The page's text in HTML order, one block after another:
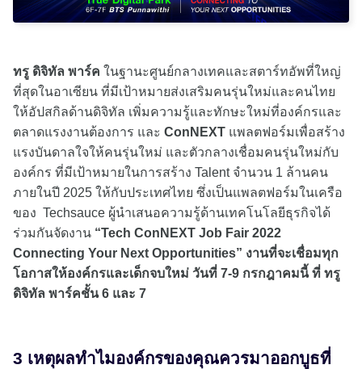
ทรู ดิจิทัล พาร์ค ในฐานะศูนย์กลางเทคและสตาร์ทอัพที่ใหญ่
ที่สุดในอาเซียน ที่มีเป้าหมายส่งเสริมคนรุ่นใหม่และคนไทย
ให้อัปสกิลด้านดิจิทัล เพิ่มความรู้และทักษะใหม่ที่องค์กรและ
ตลาดแรงงานต้องการ และ ConNEXT แพลตฟอร์มเพื่อสร้าง
แรงบันดาลใจให้คนรุ่นใหม่ และตัวกลางเชื่อมคนรุ่นใหม่กับ
องค์กร ที่มีเป้าหมายในการสร้าง Talent จำนวน 1 ล้านคน
ภายในปี 2025 ให้กับประเทศไทย ซึ่งเป็นแพลตฟอร์มในเครือ
ของ Techsauce ผู้นำเสนอความรู้ด้านเทคโนโลยีธุรกิจได้
ร่วมกันจัดงาน “Tech ConNEXT Job Fair 2022
Connecting Your Next Opportunities” งานที่จะเชื่อมทุก
โอกาสให้องค์กรและเด็กจบใหม่ วันที่ 7-9 กรกฎาคมนี้ ที่ ทรู
ดิจิทัล พาร์คชั้น 6 และ 7
3 เหตุผลทำไมองค์กรของคุณควรมาออกบูธที่